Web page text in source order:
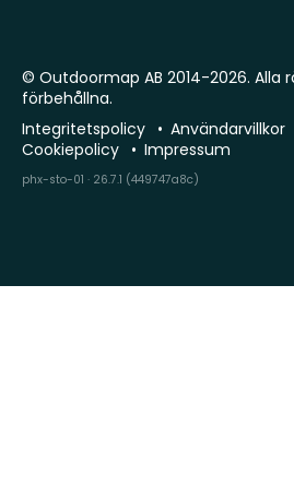
© Outdoormap AB 2014-2026. Alla
förbehållna.
Integritetspolicy
Användarvillkor
Cookiepolicy
Impressum
phx-sto-01 · 26.7.1 (449747a8c)